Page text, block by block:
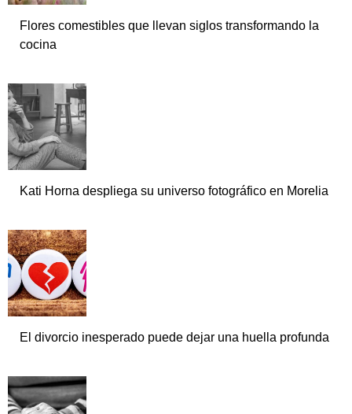
Flores comestibles que llevan siglos transformando la
cocina
Kati Horna despliega su universo fotográfico en Morelia
El divorcio inesperado puede dejar una huella profunda